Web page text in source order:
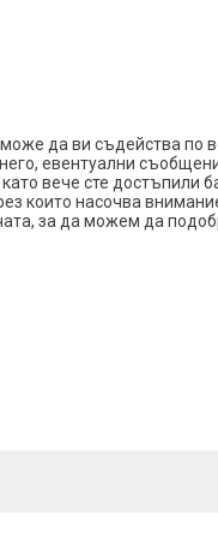
може да ви съдейства по
евентуални
вече сте
които насочва
за да можем да